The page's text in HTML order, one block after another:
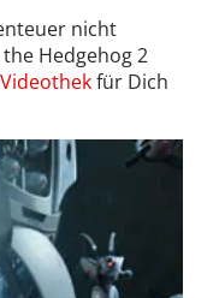
nicht
Hedgehog 2
für Dich